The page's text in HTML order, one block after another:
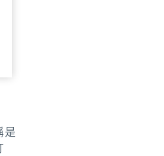
是